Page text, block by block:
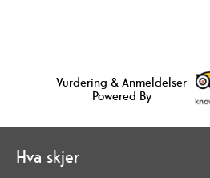
Vurdering & Anmeldelser
Powered By
Hva skjer